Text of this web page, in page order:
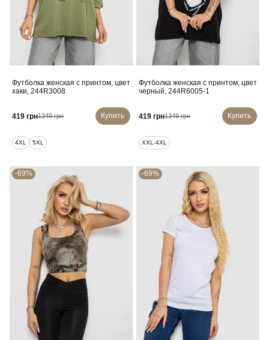
Футболка женская с принтом, цвет
хаки, 244R3008
419 грн1349 грн Купить
4XL 5XL
Футболка женская с принтом, цвет
черный, 244R6005-1
419 грн1349 грн Купить
XXL-4XL
-69% -69%